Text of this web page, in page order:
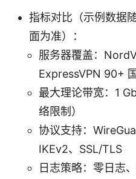
指标对比（示例数据
面为准）：
服务器覆盖：
ExpressVPN 90+
最大理论带宽：1
络限制）
协议支持：
IKEv2、SSL/TLS
日志策略：零日志